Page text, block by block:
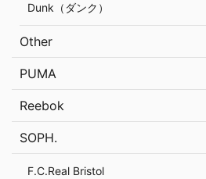
Dunk（ダンク）
Other
PUMA
Reebok
SOPH.
F.C.Real Bristol